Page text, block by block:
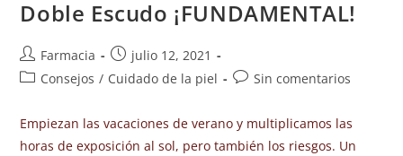
Doble Escudo ¡FUNDAMENTAL!
Farmacia
julio 12, 2021
Consejos / Cuidado de la piel Sin comentarios
Empiezan las vacaciones de verano y multiplicamos las
horas de exposición al sol, pero también los riesgos. Un